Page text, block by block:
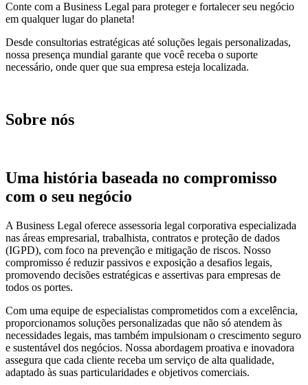
Conte com a Business Legal para proteger e fortalecer seu negócio
em qualquer lugar do planeta!
Desde consultorias estratégicas até soluções legais personalizadas,
nossa presença mundial garante que você receba o suporte
necessário, onde quer que sua empresa esteja localizada.
Sobre nós
Uma história baseada no compromisso
com o seu negócio
A Business Legal oferece assessoria legal corporativa especializada
nas áreas empresarial, trabalhista, contratos e proteção de dados
(IGPD), com foco na prevenção e mitigação de riscos. Nosso
compromisso é reduzir passivos e exposição a desafios legais,
promovendo decisões estratégicas e assertivas para empresas de
todos os portes.
Com uma equipe de especialistas comprometidos com a excelência,
proporcionamos soluções personalizadas que não só atendem às
necessidades legais, mas também impulsionam o crescimento seguro
e sustentável dos negócios. Nossa abordagem proativa e inovadora
assegura que cada cliente receba um serviço de alta qualidade,
adaptado às suas particularidades e objetivos comerciais.